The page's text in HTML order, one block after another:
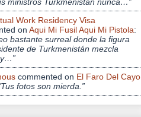
ministros Turkmenistán nunca…”
Work Residency Visa
on Aqui Mi Fusil Aqui Mi Pistola:
bastante surreal donde la figura
de Turkmenistán mezcla
commented on El Faro Del Cayo
fotos son mierda.”